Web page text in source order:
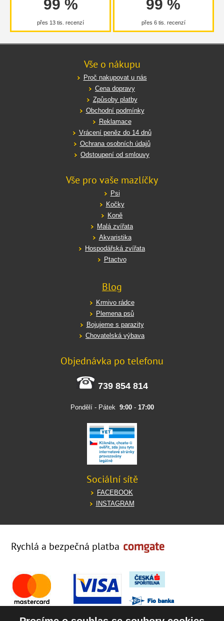
99 %
přes 13 tis. recenzí
99 %
přes 6 tis. recenzí
Vše o nákupu
Proč nakupovat u nás
Cena dopravy
Způsoby platby
Obchodní podmínky
Reklamace
Vrácení peněz do 14 dnů
Ochrana osobních údajů
Odstoupení od smlouvy
Vše pro vaše mazlíčky
Psi
Kočky
Koně
Malá zvířata
Akvaristika
Hospodářská zvířata
Ptactvo
Blog
Krmivo rádce
Plemena psů
Bojujeme s parazity
Chovatelská výbava
Objednávka po telefonu
739 854 814
Pondělí - Pátek 9:00- 17:00
Sociální sítě
FACEBOOK
INSTAGRAM
Rychlá a bezpečná platba